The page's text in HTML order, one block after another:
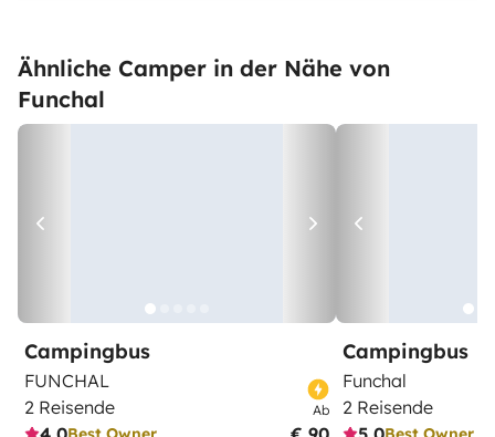
Ähnliche Camper in der Nähe von
Funchal
Campingbus
FUNCHAL
2 Reisende
Ab
Campingbus
Funchal
2 Reisende